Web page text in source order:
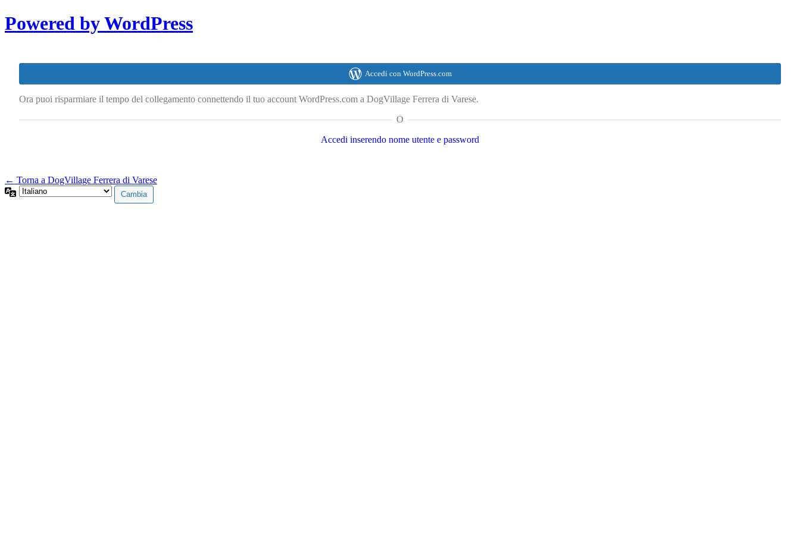
Powered by WordPress
Accedi con WordPress.com
Ora puoi risparmiare il tempo del collegamento connettendo il tuo account WordPress.com a DogVillage Ferrera di Varese.
O
Accedi inserendo nome utente e password
← Torna a DogVillage Ferrera di Varese
Lingua